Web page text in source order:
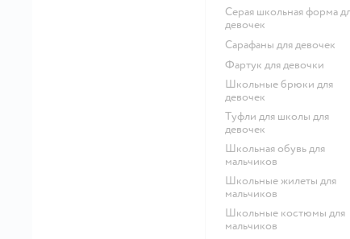
Серая школьная форма для
девочек
Сарафаны для девочек
Фартук для девочки
Школьные брюки для
девочек
Туфли для школы для
девочек
Школьная обувь для
мальчиков
Школьные жилеты для
мальчиков
Школьные костюмы для
мальчиков